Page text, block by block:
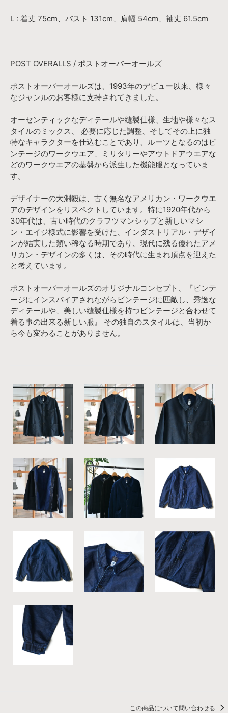
L : 着丈 75cm、バスト 131cm、肩幅 54cm、袖丈 61.5cm
POST OVERALLS / ポストオーバーオールズ
ポストオーバーオールズは、1993年のデビュー以来、様々
なジャンルのお客様に支持されてきました。
オーセンティックなディテールや縫製仕様、生地や様々なス
タイルのミックス、 必要に応じた調整、そしてその上に独
特なキャラクターを仕込むことであり、ルーツとなるのはビ
ンテージのワークウエア、ミリタリーやアウトドアウエアな
どのワークウエアの基盤から派生した機能服となっていま
す。
デザイナーの大淵毅は、古く無名なアメリカン・ワークウエ
アのデザインをリスペクトしています。特に1920年代から
30年代は、古い時代のクラフツマンシップと新しいマシ
ン・エイジ様式に影響を受けた、インダストリアル・デザイ
ンが結実した類い稀なる時期であり、現代に残る優れたアメ
リカン・デザインの多くは、その時代に生まれ頂点を迎えた
と考えています。
ポストオーバーオールズのオリジナルコンセプト、『ビンテ
ージにインスパイアされながらビンテージに匹敵し、秀逸な
ディテールや、美しい縫製仕様を持つビンテージと合わせて
着る事の出来る新しい服』 その独自のスタイルは、当初か
ら今も変わることがありません。
この商品について問い合わせる